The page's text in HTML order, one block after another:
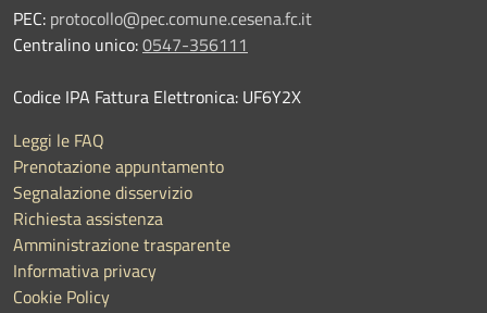
PEC: protocollo@pec.comune.cesena.fc.it
Centralino unico:0547-356111
Codice IPA Fattura Elettronica: UF6Y2X
Leggi le FAQ
Prenotazione appuntamento
Segnalazione disservizio
Richiesta assistenza
Amministrazione trasparente
Informativa privacy
Cookie Policy